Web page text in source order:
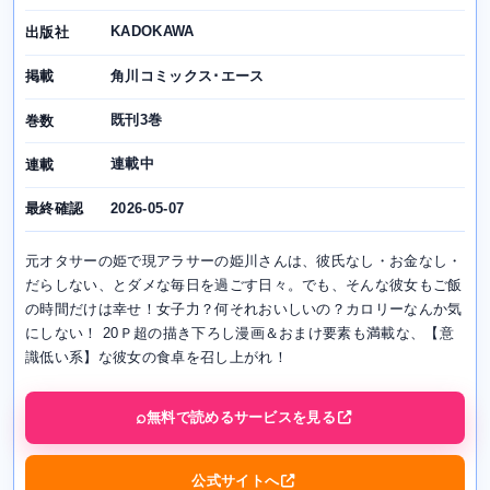
出版社 KADOKAWA
掲載 角川コミックス･エース
巻数 既刊3巻
連載 連載中
最終確認 2026-05-07
元オタサーの姫で現アラサーの姫川さんは、彼氏なし・お金なし・
だらしない、とダメな毎日を過ごす日々。でも、そんな彼女もご飯
の時間だけは幸せ！女子力？何それおいしいの？カロリーなんか気
にしない！ 20Ｐ超の描き下ろし漫画＆おまけ要素も満載な、【意
識低い系】な彼女の食卓を召し上がれ！
無料で読めるサービスを見る
公式サイトへ